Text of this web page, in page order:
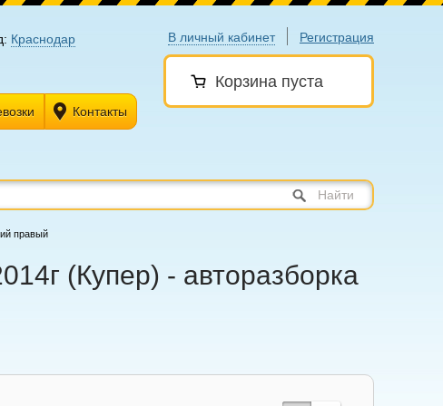
В личный кабинет Регистрация
Корзина пуста
Краснодар
Контакты
Найти
правый
(Купер) - авторазборка